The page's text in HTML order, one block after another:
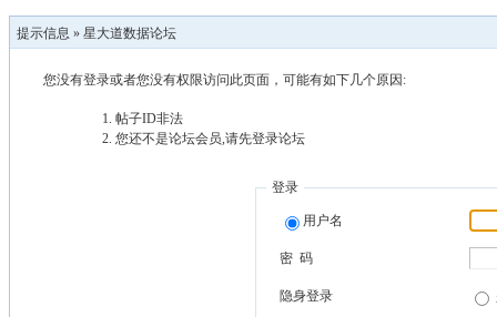
提示信息 » 星大道数据论坛
您没有登录或者您没有权限访问此页面，可能有如下几个原因:
帖子ID非法
您还不是论坛会员,请先登录论坛
登录
用户名
密 码
隐身登录